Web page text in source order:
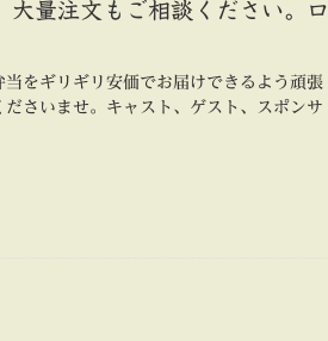
量注文もご相談ください。ロ
をギリギリ安価でお届けできるよう頑張
さいませ。キャスト、ゲスト、スポンサ